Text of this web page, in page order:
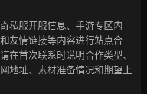
私服开服信息、手游专区内
友情链接等内容进行站点合
在首次联系时说明合作类型、
地址、素材准备情况和期望上